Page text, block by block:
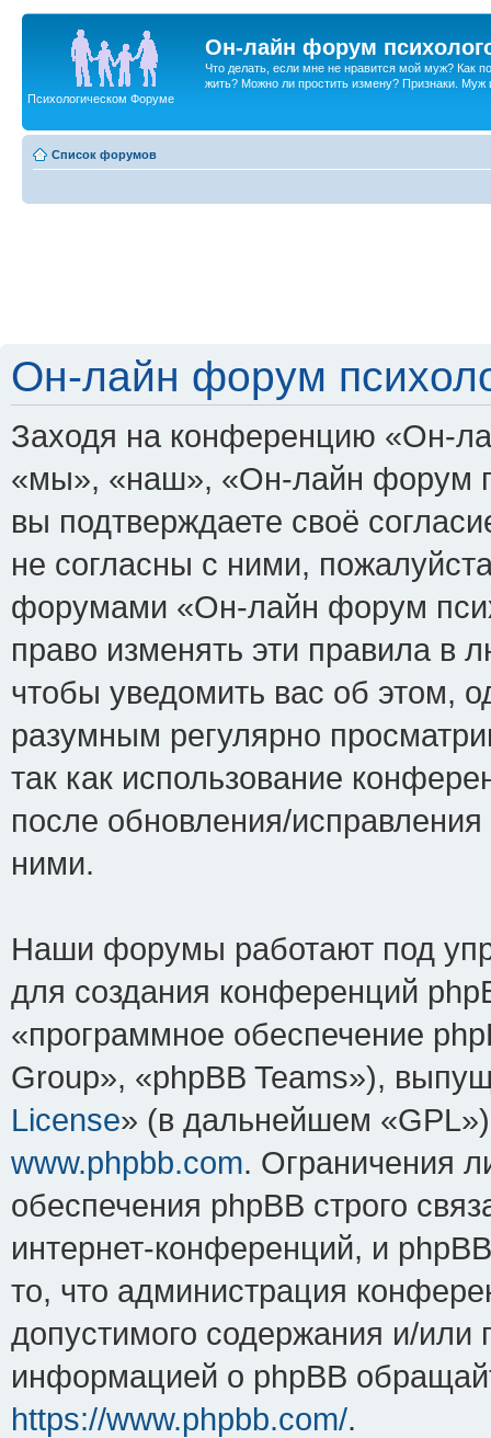
Он-лайн форум
Что делать, если мне не нравится мой муж? Как
жить? Можно ли простить измену? Признаки. Муж
Психологическом Форуме
Список форумов
Он-лайн форум
Заходя на конференцию «Он-
«мы», «наш», «Он-лайн форум
вы подтверждаете своё
не согласны с ними,
форумами «Он-лайн форум
право изменять эти правила в
чтобы уведомить вас об этом,
разумным регулярно
так как использование
после обновления/
ними.
Наши форумы работают под
для создания конференций
«программное обеспечение
Group», «phpBB Teams»),
License» (в дальнейшем
www.phpbb.com. Ограничения
обеспечения phpBB строго
интернет-конференций, и
то, что администрация
допустимого содержания и/
информацией о phpBB
https://www.phpbb.com/.